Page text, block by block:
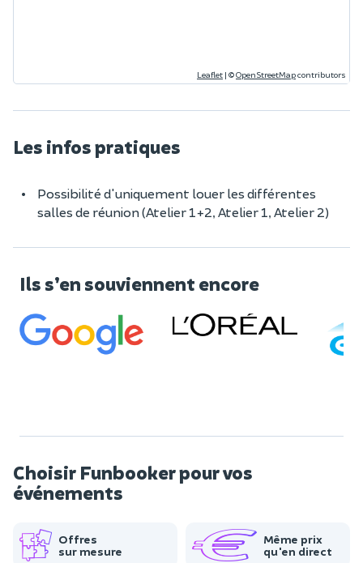
Leaflet | ©OpenStreetMapcontributors
Les infos pratiques
Possibilité d'uniquement louer les différentes
salles de réunion (Atelier 1+2, Atelier 1, Atelier 2)
Ils s’en souviennent encore
Choisir Funbooker pour vos
événements
Offres
sur mesure
Même prix
qu'en direct